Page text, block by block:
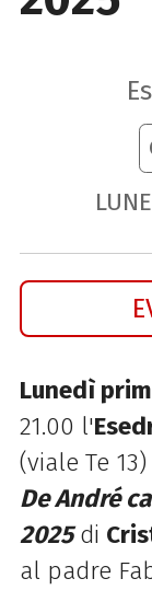
Lunedì
21.00 l'
(viale Te
De André
2025di
al padre